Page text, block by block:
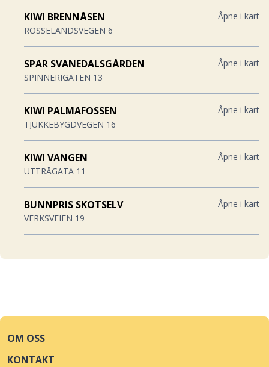
KIWI BRENNÅSEN
ROSSELANDSVEGEN 6
Åpne i kart
SPAR SVANEDALSGÅRDEN
SPINNERIGATEN 13
Åpne i kart
KIWI PALMAFOSSEN
TJUKKEBYGDVEGEN 16
Åpne i kart
KIWI VANGEN
UTTRÅGATA 11
Åpne i kart
BUNNPRIS SKOTSELV
VERKSVEIEN 19
Åpne i kart
KIWI LØTEN
STASJONSVEGEN 8
OM OSS
KONTAKT